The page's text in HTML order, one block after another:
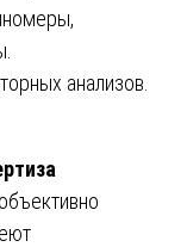
анализов.
объективно